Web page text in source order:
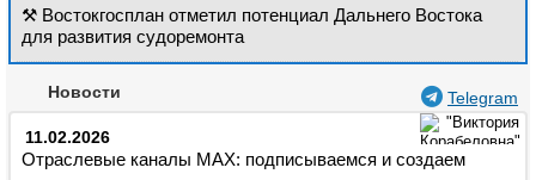
⚒️ Востокгосплан отметил потенциал Дальнего Востока
для развития судоремонта
Telegram
Новости
11.02.2026
Отраслевые каналы МАХ: подписываемся и создаем